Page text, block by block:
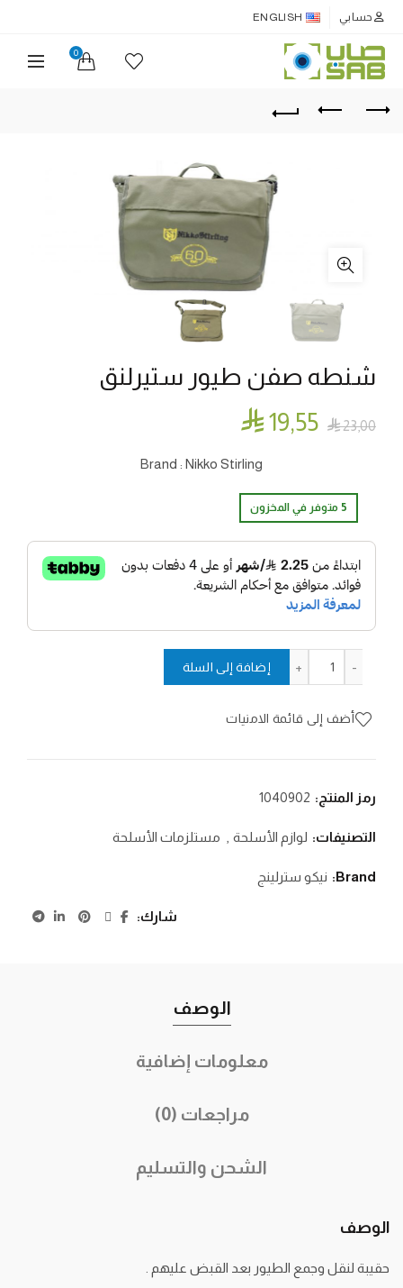
حسابي ENGLISH
0
شنطه صفن طيور ستيرلنق
 23٫00  19٫55
Brand : Nikko Stirling
5 متوفر في المخزون
إضافة إلى السلة
أضف إلى قائمة الامنيات
رمز المنتج: 1040902
التصنيفات: لوازم الأسلحة مستلزمات الأسلحة
Brand: نيكو سترلينج
شارك
الوصف
معلومات إضافية
مراجعات (0)
الشحن والتسليم
الوصف
حقيبة لنقل وجمع الطيور بعد القبض عليهم .